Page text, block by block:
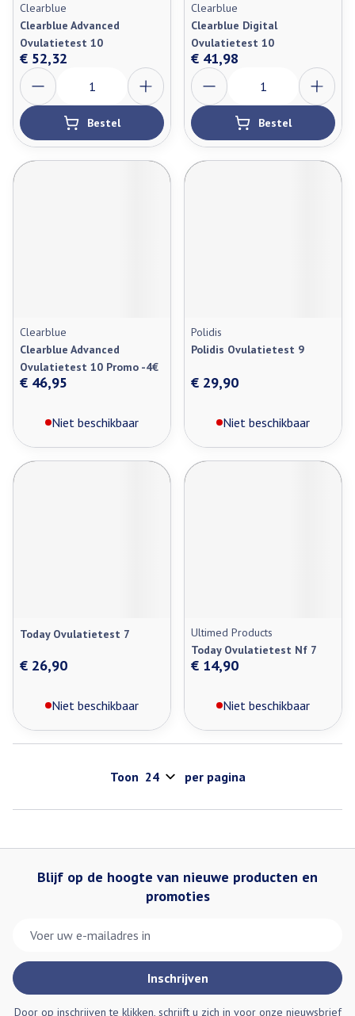
Clearblue
Clearblue Advanced
Ovulatietest 10
€ 52,32
Aantal
Bestel
Clearblue
Clearblue Digital
Ovulatietest 10
€ 41,98
Aantal
Bestel
Clearblue
Clearblue Advanced
Ovulatietest 10 Promo -4€
€ 46,95
Niet beschikbaar
Polidis
Polidis Ovulatietest 9
€ 29,90
Niet beschikbaar
Today Ovulatietest 7
€ 26,90
Niet beschikbaar
Ultimed Products
Today Ovulatietest Nf 7
€ 14,90
Niet beschikbaar
Toon per pagina
Blijf op de hoogte van nieuwe producten en
promoties
Inschrijven
Door op inschrijven te klikken, schrijft u zich in voor onze nieuwsbrief